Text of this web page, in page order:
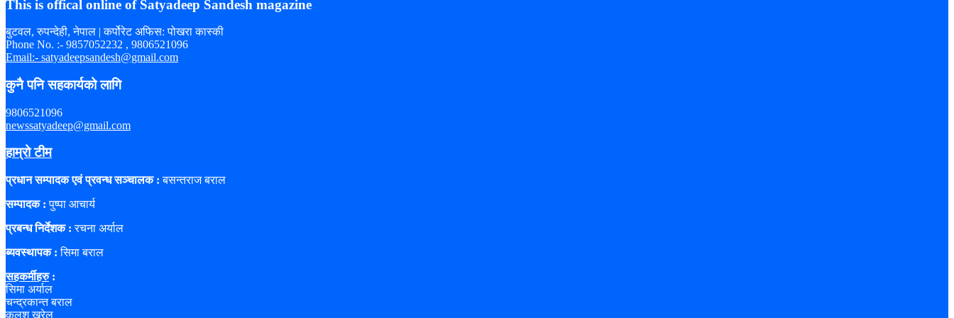
This is offical online of Satyadeep Sandesh magazine
बुटवल, रुपन्देही, नेपाल | कर्पोरेट अफिस: पोखरा कास्की
Phone No. :- 9857052232 , 9806521096
Email:- satyadeepsandesh@gmail.com
कुनै पनि सहकार्यको लागि
9806521096
newssatyadeep@gmail.com
हाम्रो टीम
प्रधान सम्पादक एवं प्रवन्ध सञ्चालक : बसन्तराज बराल
सम्पादक : पुष्पा आचार्य
प्रबन्ध निर्देशक : रचना अर्याल
ब्यवस्थापक : सिमा बराल
सहकर्मीहरु:
सिमा अर्याल
चन्द्रकान्त बराल
कलश खरेल